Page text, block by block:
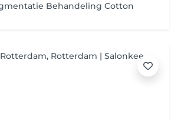
Behandeling Cotton